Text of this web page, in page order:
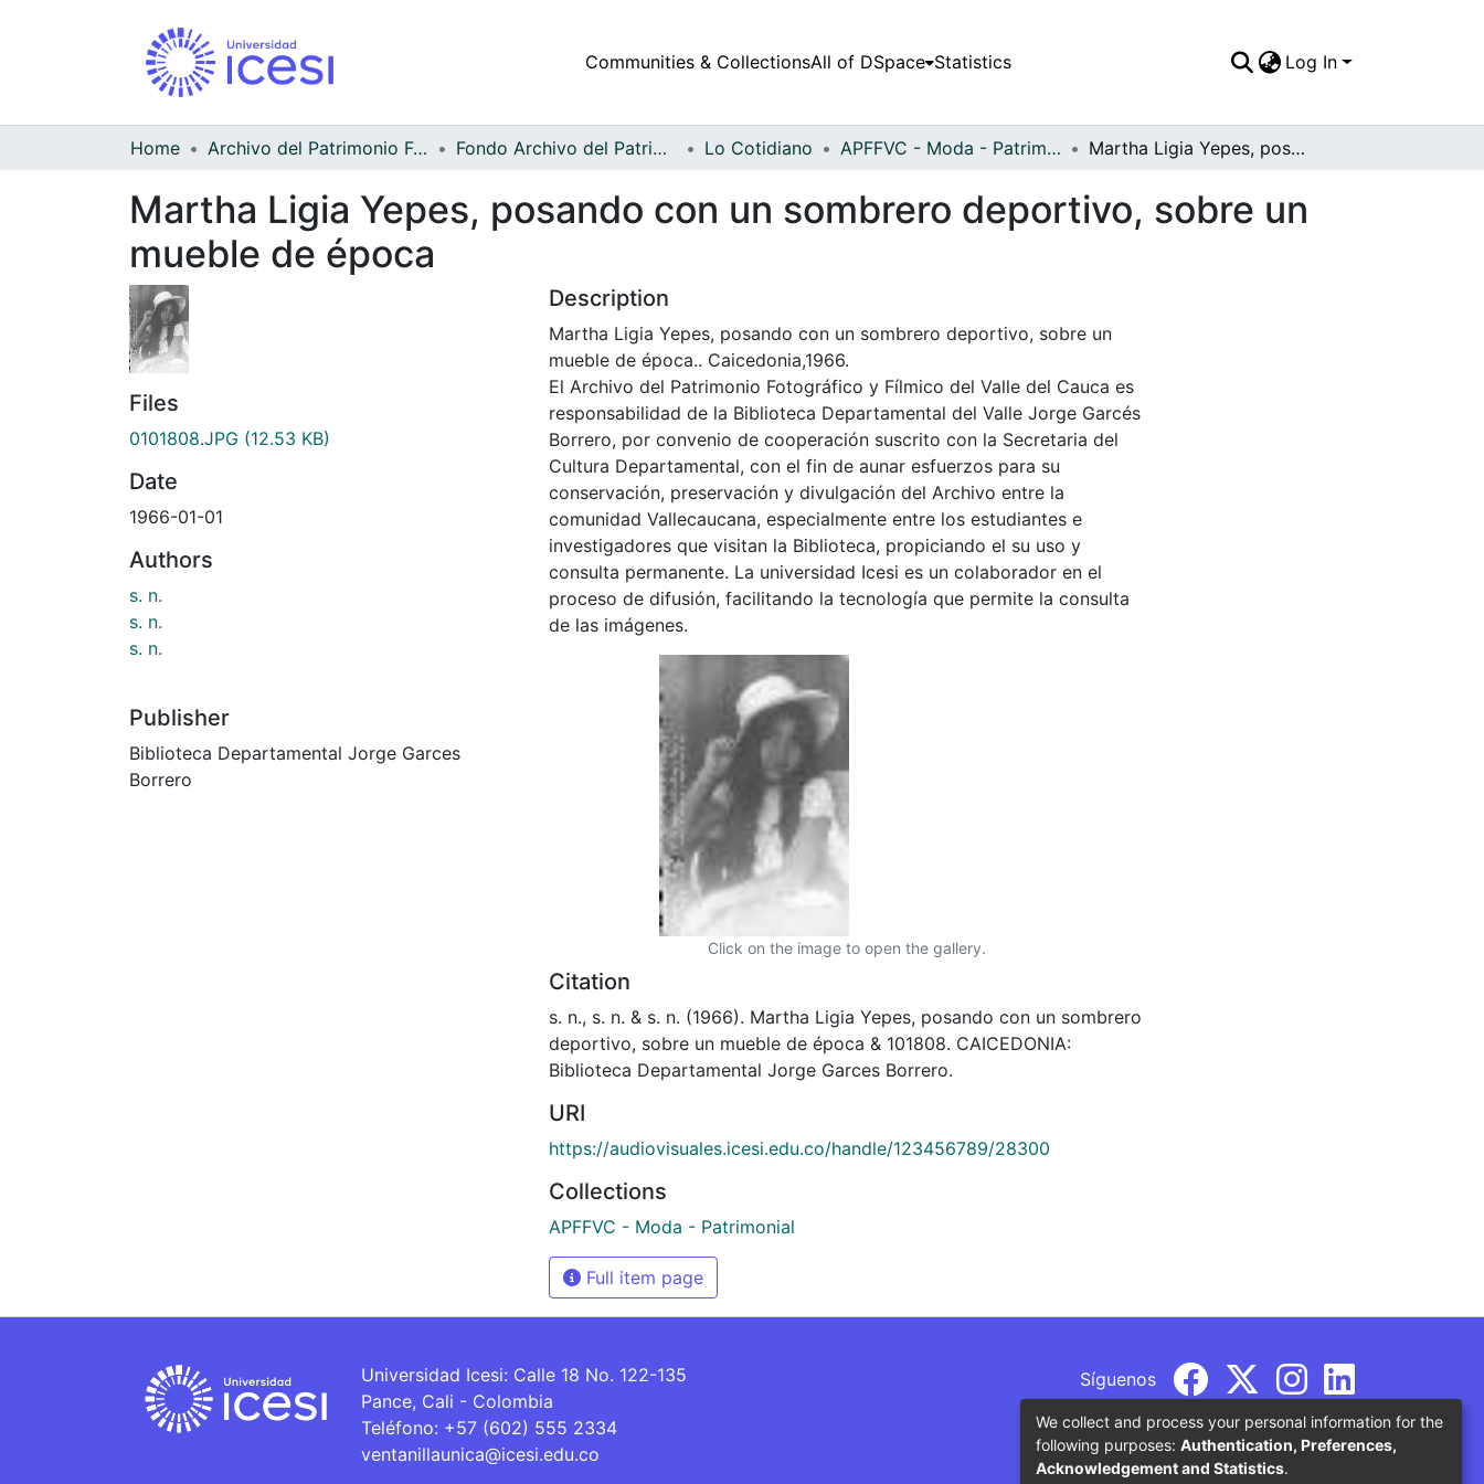
Communities & CollectionsAll of DSpace Statistics Log In
Home Archivo del Patrimonio Fotográfico y Fílmico del Valle del Cauca Fondo Archivo del Patrimonio Fotográfico y Fílmico del Valle del Cauca Lo Cotidiano APFFVC - Moda - Patrimonial Martha Ligia Yepes, posando con un sombrero deportivo, sobre un mueble de época
Martha Ligia Yepes, posando con un sombrero deportivo, sobre un
mueble de época
Files
0101808.JPG (12.53 KB)
Date
1966-01-01
Authors
s. n.
s. n.
s. n.
Publisher
Biblioteca Departamental Jorge Garces
Borrero
Description
Martha Ligia Yepes, posando con un sombrero deportivo, sobre un
mueble de época.. Caicedonia,1966.
El Archivo del Patrimonio Fotográfico y Fílmico del Valle del Cauca es
responsabilidad de la Biblioteca Departamental del Valle Jorge Garcés
Borrero, por convenio de cooperación suscrito con la Secretaria del
Cultura Departamental, con el fin de aunar esfuerzos para su
conservación, preservación y divulgación del Archivo entre la
comunidad Vallecaucana, especialmente entre los estudiantes e
investigadores que visitan la Biblioteca, propiciando el su uso y
consulta permanente. La universidad Icesi es un colaborador en el
proceso de difusión, facilitando la tecnología que permite la consulta
de las imágenes.
Click on the image to open the gallery.
Citation
s. n., s. n. & s. n. (1966). Martha Ligia Yepes, posando con un sombrero
deportivo, sobre un mueble de época & 101808. CAICEDONIA:
Biblioteca Departamental Jorge Garces Borrero.
URI
https://audiovisuales.icesi.edu.co/handle/123456789/28300
Collections
APFFVC - Moda - Patrimonial
Full item page
Universidad Icesi: Calle 18 No. 122-135
Pance, Cali - Colombia
Teléfono: +57 (602) 555 2334
ventanillaunica@icesi.edu.co
Síguenos
We collect and process your personal information for the
following purposes: Authentication, Preferences,
Acknowledgement and Statistics.